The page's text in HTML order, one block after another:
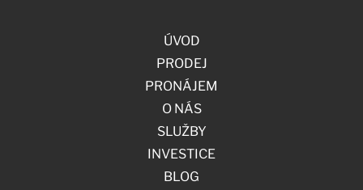
ÚVOD
PRODEJ
PRONÁJEM
O NÁS
SLUŽBY
INVESTICE
BLOG